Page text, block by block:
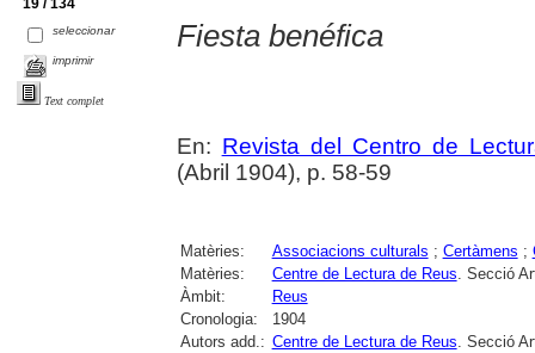
19 / 134
seleccionar
imprimir
Text complet
Fiesta benéfica
En: Revista del Centro de
(Abril 1904), p. 58-59
Matèries: Associacions culturals ; Certàmens ;
Matèries:
Centre de Lectura de Reus. Secció
Àmbit:
Reus
Cronologia:
1904
Autors add.: Centre de Lectura de Reus. Secció